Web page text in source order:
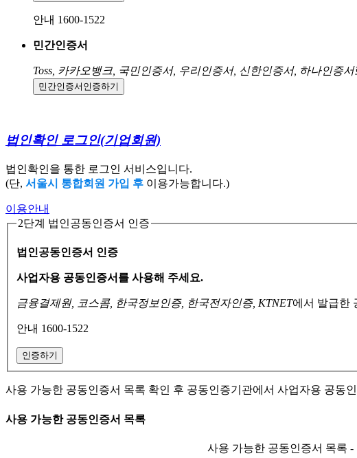
안내 1600-1522
민간인증서
Toss, 카카오뱅크, 국민인증서, 우리인증서, 신한인증서, 하나인증서
민간인증서 인증하기
법인확인 로그인(기업회원)
법인확인을 통한 로그인 서비스입니다.
(단, 서울시 통합회원 가입 후 이용가능합니다.)
이용안내
2단계 법인공동인증서 인증
법인공동인증서 인증
사업자용 공동인증서를 사용해 주세요.
금융결제원, 코스콤, 한국정보인증, 한국전자인증, KTNET에서 발급한
안내 1600-1522
인증하기
사용 가능한 공동인증서 목록 확인 후 공동인증기관에서 사업자용 공동
사용 가능한 공동인증서 목록
사용 가능한 공동인증서 목록